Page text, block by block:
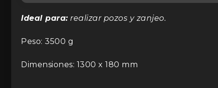
Ideal para:realizar pozos y zanjeo.
Peso: 3500 g
Dimensiones: 1300 x 180 mm